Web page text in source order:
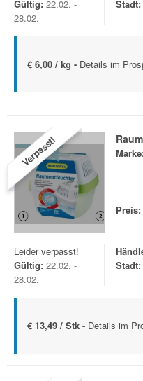
Gültig: 22.02. -
28.02.
Stadt:
€ 6,00 / kg - Details im
Verpasst!
Preis:
Leider verpasst!
Gültig: 22.02. -
28.02.
Stadt:
€ 13,49 / Stk - Details im